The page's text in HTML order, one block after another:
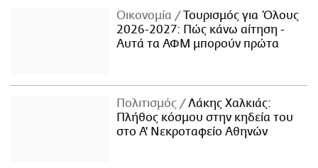
Οικονομία
Τουρισμός για Όλους
2026-2027: Πώς κάνω αίτηση -
Αυτά τα ΑΦΜ μπορούν πρώτα
Πολιτισμός
Λάκης Χαλκιάς:
Πλήθος κόσμου στην κηδεία του
στο Α' Νεκροταφείο Αθηνών